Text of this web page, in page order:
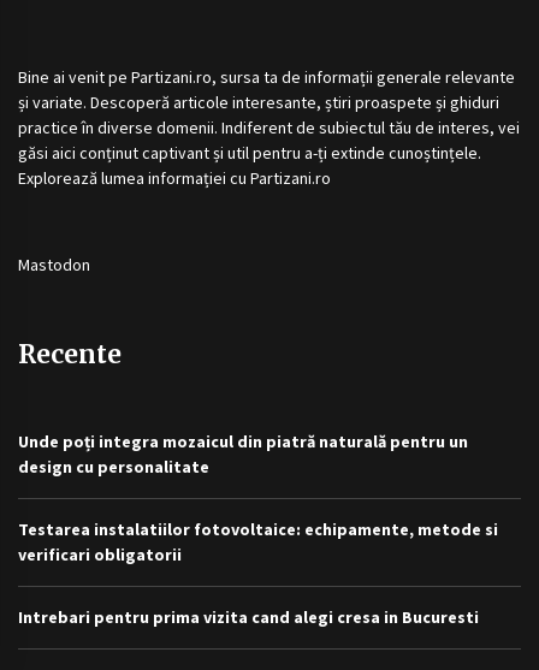
Bine ai venit pe Partizani.ro, sursa ta de informații generale relevante
și variate. Descoperă articole interesante, știri proaspete și ghiduri
practice în diverse domenii. Indiferent de subiectul tău de interes, vei
găsi aici conținut captivant și util pentru a-ți extinde cunoștințele.
Explorează lumea informației cu Partizani.ro
Mastodon
Recente
Unde poți integra mozaicul din piatră naturală pentru un
design cu personalitate
Testarea instalatiilor fotovoltaice: echipamente, metode si
verificari obligatorii
Intrebari pentru prima vizita cand alegi cresa in Bucuresti